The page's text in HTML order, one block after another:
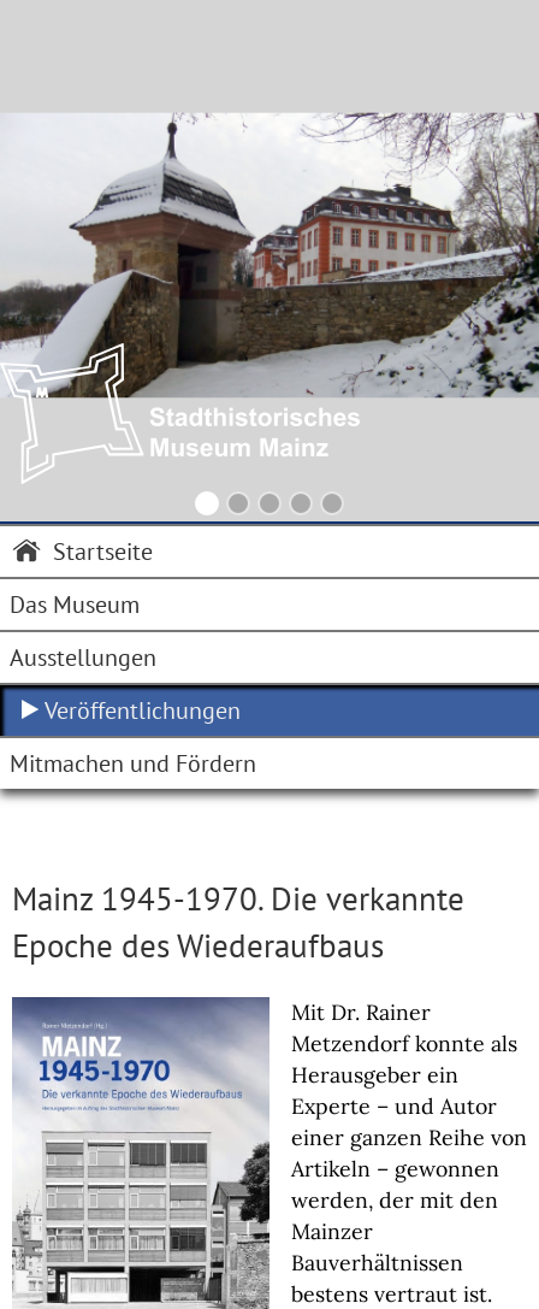
Startseite
Das Museum
Ausstellungen
Veröffentlichungen
Mitmachen und Fördern
Mainz 1945-1970. Die verkannte
Epoche des Wiederaufbaus
Mit Dr. Rainer
Metzendorf konnte als
Herausgeber ein
Experte – und Autor
einer ganzen Reihe von
Artikeln – gewonnen
werden, der mit den
Mainzer
Bauverhältnissen
bestens vertraut ist.